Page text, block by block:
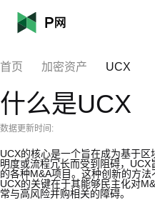
首页 加密资产 UCX
什么是UCX
数据更新时间:
UCX的核心是一个旨在成为基于
明度或流程冗长而受到阻碍，
的各种M&A项目。这种创新的方
UCX的关键在于其能够民主化对
常与高风险并购相关的障碍。